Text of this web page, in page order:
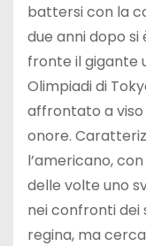
battersi con la
due anni dopo
fronte il gigante
Olimpiadi di
affrontato a
onore.
l’americano,
delle volte uno
nei confronti dei
regina, ma